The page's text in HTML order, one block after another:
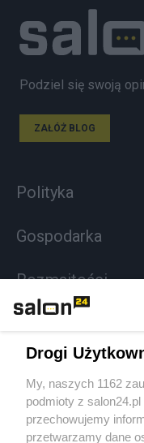
Podziel się swoją
ZAŁÓŻ BLOG
Polityka
Gospodarka
Rozmaitości
Sport
Społeczeństwo
Drogi
My, naszych 1162
podmioty z
przechowujemy
przetwarzamy dane